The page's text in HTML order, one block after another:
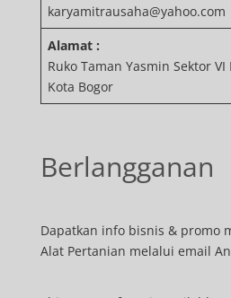
karyamitrausaha@yahoo.com
Alamat :
Ruko Taman Yasmin Sektor
Kota Bogor
Berlangganan
Dapatkan info bisnis & promo
Alat Pertanian melalui email